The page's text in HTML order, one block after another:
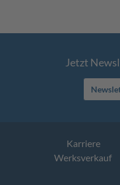
Jetzt
Karriere
Werksverkauf